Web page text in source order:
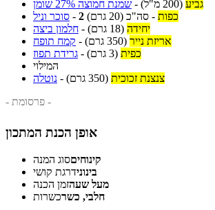
שמנת חמוצה 27% שומן - גביע (200 מ"ל)
סוכר וניל - 2 כפות - סה"כ (20 גרם)
חלמון ביצה - יחידה (18 גרם)
קמח תופח - אריזת נייר (350 גרם)
גרידת תפוז - כפית (3 גרם)
המילוי
נוטלה - צנצנת זכוכית (350 גרם)
- פרסומת -
אופן הכנת המתכון
קינוחיםסוג המנה
בינונידרגת קושי
מעל שעהזמן הכנה
חלבי, כשרכשרות